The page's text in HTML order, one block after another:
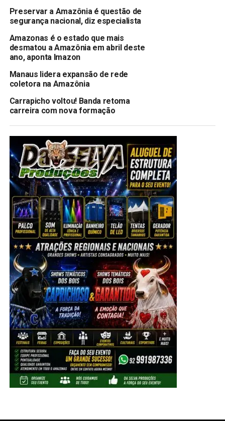
Preservar a Amazônia é questão de
segurança nacional, diz especialista
Amazonas é o estado que mais
desmatou a Amazônia em abril deste
ano, aponta Imazon
Manaus lidera expansão de rede
coletora na Amazônia
Carrapicho voltou! Banda retoma
carreira com nova formação